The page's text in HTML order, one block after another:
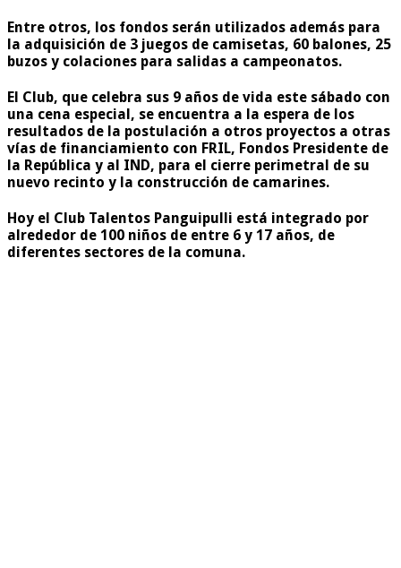
Entre otros, los fondos serán utilizados además para
la adquisición de 3 juegos de camisetas, 60 balones, 25
buzos y colaciones para salidas a campeonatos.
El Club, que celebra sus 9 años de vida este sábado con
una cena especial, se encuentra a la espera de los
resultados de la postulación a otros proyectos a otras
vías de financiamiento con FRIL, Fondos Presidente de
la República y al IND, para el cierre perimetral de su
nuevo recinto y la construcción de camarines.
Hoy el Club Talentos Panguipulli está integrado por
alrededor de 100 niños de entre 6 y 17 años, de
diferentes sectores de la comuna.